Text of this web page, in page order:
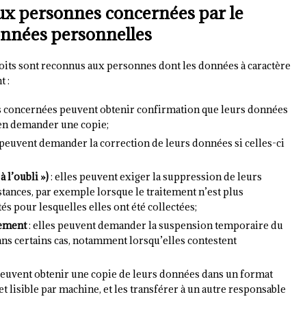
personnes concernées par le
personnelles
sont reconnus aux personnes dont les données à caractère
:
concernées peuvent obtenir confirmation que leurs données
demander une copie;
demander la correction de leurs données si celles-ci
l’oubli »): elles peuvent exiger la suppression de leurs
par exemple lorsque le traitement n’est plus
pour lesquelles elles ont été collectées;
: elles peuvent demander la suspension temporaire du
certains cas, notamment lorsqu’elles contestent
obtenir une copie de leurs données dans un format
lisible par machine, et les transférer à un autre responsable